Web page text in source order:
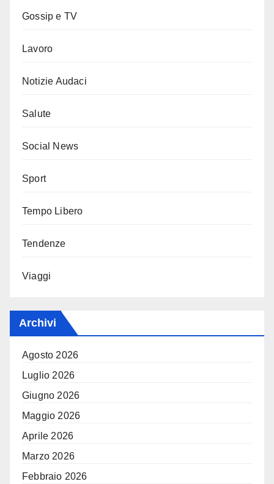
Gossip e TV
Lavoro
Notizie Audaci
Salute
Social News
Sport
Tempo Libero
Tendenze
Viaggi
Archivi
Agosto 2026
Luglio 2026
Giugno 2026
Maggio 2026
Aprile 2026
Marzo 2026
Febbraio 2026